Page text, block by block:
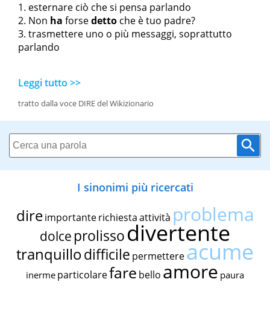
esternare ciò che si pensa parlando
Non ha forsedetto che è tuo padre?
trasmettere uno o più messaggi, soprattutto
parlando
Leggi tutto >>
tratto dalla voce DIRE del Wikizionario
I sinonimi più ricercati
dire importante richiestaattività problema
dolce prolissodivertente
tranquillodifficile permettereacume
inerme particolarefare bello amore paura